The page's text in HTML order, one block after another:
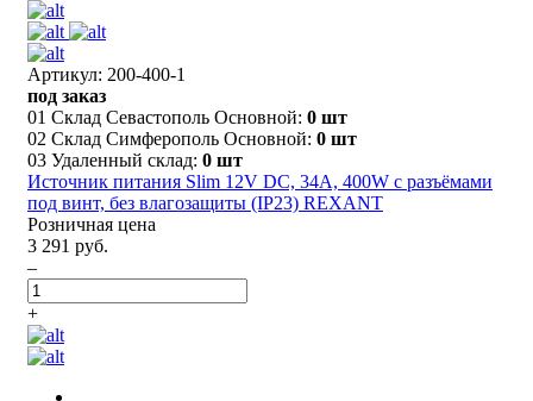
Артикул: 200-400-1
под заказ
01 Склад Севастополь Основной: 0 шт
02 Склад Симферополь Основной: 0 шт
03 Удаленный склад: 0 шт
Источник питания Slim 12V DC, 34A, 400W с разъёмами
под винт, без влагозащиты (IP23) REXANT
Розничная цена
3 291 руб.
–
+